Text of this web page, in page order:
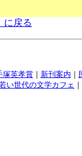
に戻る
塚英孝賞｜ 新刊案内 ｜
い世代の文学カフェ ｜